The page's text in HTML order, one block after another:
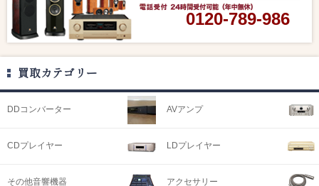
0120-789-986
買取カテゴリー
DDコンバーター AVアンプ
CDプレイヤー LDプレイヤー
その他音響機器 アクセサリー